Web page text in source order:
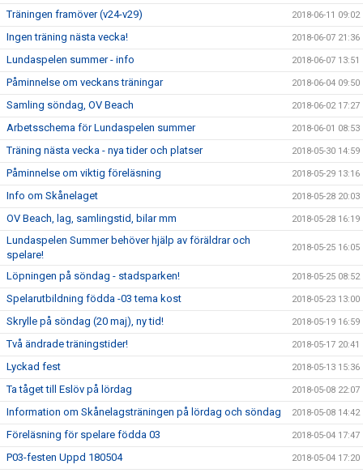
Träningen framöver (v24-v29) 2018-06-11 09:02
Ingen träning nästa vecka! 2018-06-07 21:36
Lundaspelen summer - info 2018-06-07 13:51
Påminnelse om veckans träningar 2018-06-04 09:50
Samling söndag, OV Beach 2018-06-02 17:27
Arbetsschema för Lundaspelen summer 2018-06-01 08:53
Träning nästa vecka - nya tider och platser 2018-05-30 14:59
Påminnelse om viktig föreläsning 2018-05-29 13:16
Info om Skånelaget 2018-05-28 20:03
OV Beach, lag, samlingstid, bilar mm 2018-05-28 16:19
Lundaspelen Summer behöver hjälp av föräldrar och
spelare!
2018-05-25 16:05
Löpningen på söndag - stadsparken! 2018-05-25 08:52
Spelarutbildning födda -03 tema kost 2018-05-23 13:00
Skrylle på söndag (20 maj), ny tid! 2018-05-19 16:59
Två ändrade träningstider! 2018-05-17 20:41
Lyckad fest 2018-05-13 15:36
Ta tåget till Eslöv på lördag 2018-05-08 22:07
Information om Skånelagsträningen på lördag och söndag 2018-05-08 14:42
Föreläsning för spelare födda 03 2018-05-04 17:47
P03-festen Uppd 180504 2018-05-04 17:20